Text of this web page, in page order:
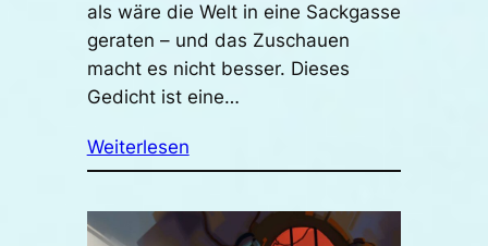
als wäre die Welt in eine Sackgasse
geraten – und das Zuschauen
macht es nicht besser. Dieses
Gedicht ist eine…
Weiterlesen